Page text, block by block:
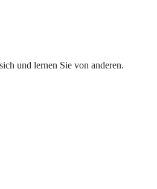
und lernen Sie von anderen.